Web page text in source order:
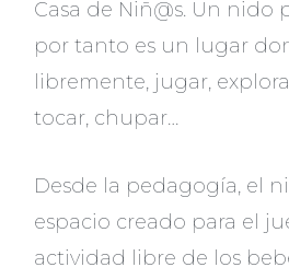
Casa de Niñ@s. Un nido
por tanto es un lugar
libremente, jugar,
tocar, chupar…
Desde la pedagogía, el
espacio creado para el
actividad libre de los